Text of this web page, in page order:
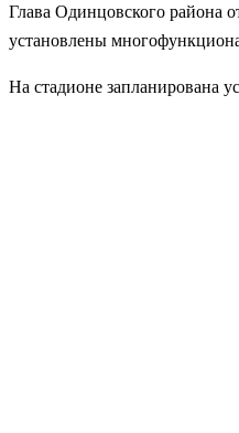
Глава Одинцовского района
установлены
На стадионе запланирована